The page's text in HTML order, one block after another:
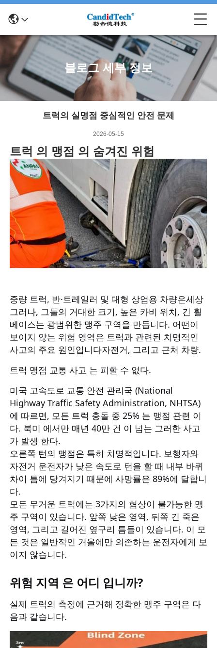
블로그 세부 정보
트럭의 실명점 중심적인 안전 문제
2026-05-15
트럭 의 맹점 의 숨겨진 위험
중량 트럭, 반·트레일러 및 대형 상업용 차량은세상
그러나, 그들의 거대한 크기, 높은 카비 위치, 긴 휠
베이스는 광범위한 맹주 구역을 만듭니다. 어떤이
보이지 않는 위험 영역은 트럭과 관련된 치명적인
사고의 주요 원인입니다자전거, 그리고 근처 차량.
트럭 맹점 교통 사고 는 피할 수 없다.
미국 고속도로 교통 안전 관리국 (National
Highway Traffic Safety Administration, NHTSA)
에 따르면, 모든 트럭 충돌 중 25% 는 맹점 관련 이
다. 북미 에서만 매년 40만 건 이 넘는 그러한 사고
가 발생 한다.
오른쪽 턴의 맹점은 특히 치명적입니다. 보행자와
자전거 운전자가 낮은 속도로 턴을 할 때 내부 바퀴
차이 틈에 당겨지기 때문에 사망률은 89%에 달합니
다.
모든 무거운 트럭에는 3가지의 협상이 불가능한 맹
주 구역이 있습니다. 앞쪽 낮은 영역, 뒤쪽 긴 죽은
영역, 그리고 길어진 옆구리 틈들이 있습니다. 이 모
든 것은 일반적인 거울에만 의존하는 운전자에게 보
이지 않습니다.
위험 지역 은 어디 입니까?
실제 트럭의 측정에 근거해 정확한 맹주 구역은 다
음과 같습니다.